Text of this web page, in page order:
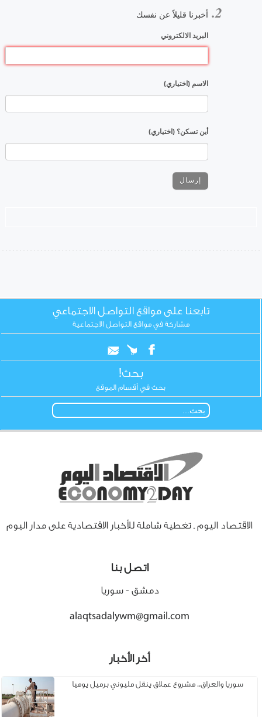
أخبرنا قليلاً عن نفسك
البريد الالكتروني
الاسم (اختياري)
أين تسكن؟ (اختياري)
تابعنا على مواقع التواصل الاجتماعي
مشاركة في مواقع التواصل الاجتماعية
بحث!
بحث في أقسام الموقع
الاقتصاد اليوم ـ تغطية شاملة للأخبار الاقتصادية على مدار اليوم
اتصل بنا
دمشق - سوريا
alaqtsadalywm@gmail.com
أخر الأخبار
سوريا والعراق.. مشروع عملاق ينقل مليوني برميل يوميا